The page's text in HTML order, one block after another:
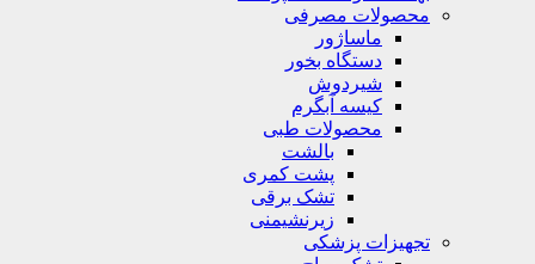
محصولات مصرفی
ماساژور
دستگاه بخور
شیردوش
کیسه آبگرم
محصولات طبی
بالشت
پشت کمری
تشک برقی
زیرنشیمنی
تجهیزات پزشکی